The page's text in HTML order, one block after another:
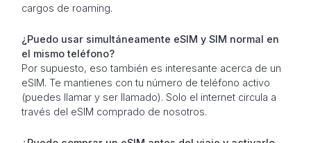
cargos de roaming.
¿Puedo usar simultáneamente eSIM y SIM normal en
el mismo teléfono?
Por supuesto, eso también es interesante acerca de un
eSIM. Te mantienes con tu número de teléfono activo
(puedes llamar y ser llamado). Solo el internet circula a
través del eSIM comprado de nosotros.